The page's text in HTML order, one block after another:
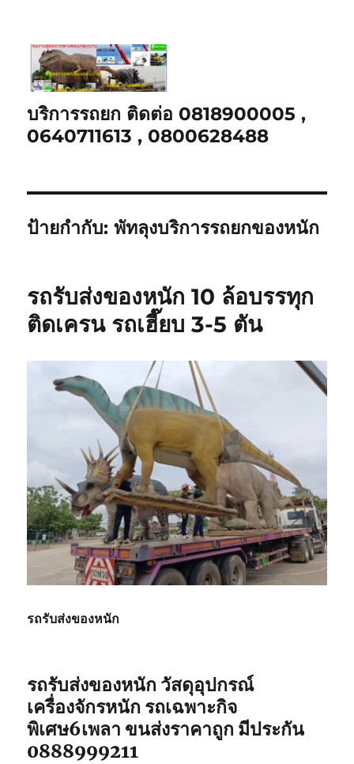
บริการรถยก ติดต่อ 0818900005 ,
0640711613 , 0800628488
ป้ายกำกับ:พัทลุงบริการรถยกของหนัก
รถรับส่งของหนัก 10 ล้อบรรทุก
ติดเครน รถเฮี๊ยบ 3-5 ตัน
รถรับส่งของหนัก
รถรับส่งของหนัก วัสดุอุปกรณ์
เครื่องจักรหนัก รถเฉพาะกิจ
พิเศษ6เพลา ขนส่งราคาถูก มีประกัน
0888999211